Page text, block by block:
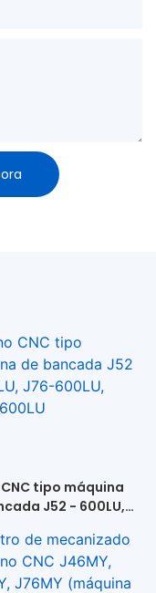
tipo máquina
J52 - 600LU,
J76B-600LU